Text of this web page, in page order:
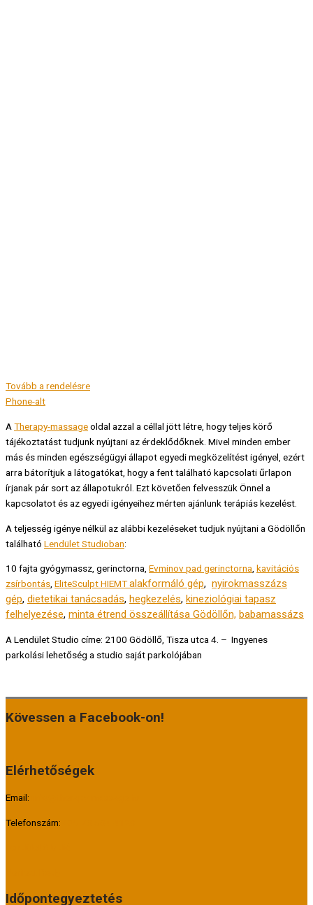
Tovább a rendelésre
Phone-alt
A Therapy-massageoldal azzal a céllal jött létre, hogy teljes körő
tájékoztatást tudjunk nyújtani az érdeklődőknek. Mivel minden ember
más és minden egészségügyi állapot egyedi megközelítést igényel, ezért
arra bátorítjuk a látogatókat, hogy a fent található kapcsolati űrlapon
írjanak pár sort az állapotukról. Ezt követően felvesszük Önnel a
kapcsolatot és az egyedi igényeihez mérten ajánlunk terápiás kezelést.
A teljesség igénye nélkül az alábbi kezeléseket tudjuk nyújtani a Gödöllőn
található Lendület Studioban:
10 fajta gyógymassz, gerinctorna, Evminov pad gerinctorna, kavitációs
zsírbontás, EliteSculpt HIEMTalakformáló gép, nyirokmasszázs
gép, dietetikai tanácsadás, hegkezelés, kineziológiai tapasz
felhelyezése, minta étrend összeállítása Gödöllőn, babamassázs
A Lendület Studio címe: 2100 Gödöllő, Tisza utca 4. – Ingyenes
parkolási lehetőség a studio saját parkolójában
Kövessen a Facebook-on!
Elérhetőségek
Email:
Telefonszám:
Időpontegyeztetés